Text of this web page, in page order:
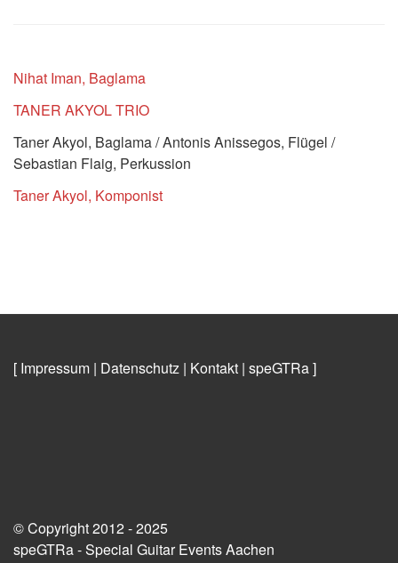
Nihat Iman, Baglama
TANER AKYOL TRIO
Taner Akyol, Baglama / Antonis Anissegos, Flügel /
Sebastian Flaig, Perkussion
Taner Akyol, Komponist
[ Impressum | Datenschutz | Kontakt | speGTRa]
© Copyright 2012 - 2025
speGTRa - Special Guitar Events Aachen